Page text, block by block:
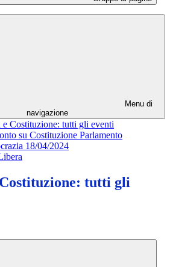
Menu di
navigazione
e Costituzione: tutti gli eventi
su Costituzione Parlamento
18/04/2024
tutti gli